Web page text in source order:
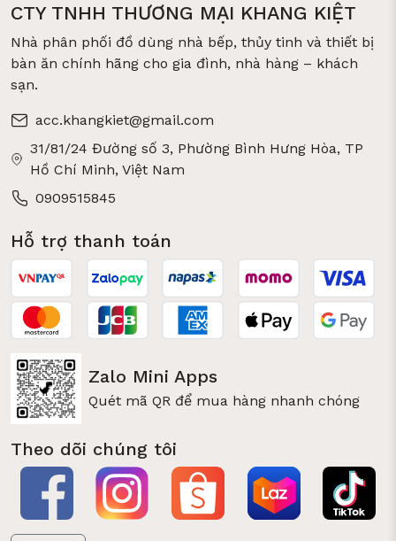
CTY TNHH THƯƠNG MẠI KHANG KIỆT
Nhà phân phối đồ dùng nhà bếp, thủy tinh và thiết bị
bàn ăn chính hãng cho gia đình, nhà hàng – khách
sạn.
acc.khangkiet@gmail.com
31/81/24 Đường số 3, Phường Bình Hưng Hòa, TP
Hồ Chí Minh, Việt Nam
0909515845
Hỗ trợ thanh toán
Zalo Mini Apps
Quét mã QR để mua hàng nhanh chóng
Theo dõi chúng tôi